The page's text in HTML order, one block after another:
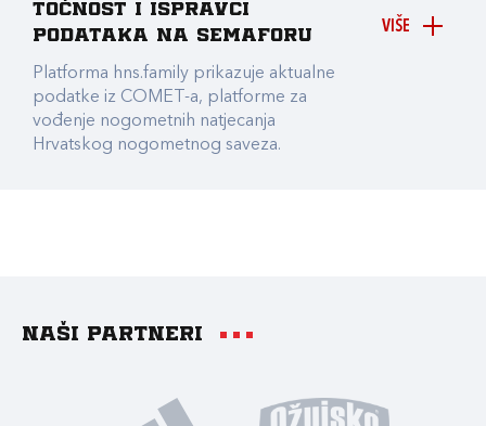
VIŠE
točnost i ispravci
podataka na Semaforu
Platforma hns.family prikazuje aktualne
podatke iz COMET-a, platforme za
vođenje nogometnih natjecanja
Hrvatskog nogometnog saveza.
Naši partneri